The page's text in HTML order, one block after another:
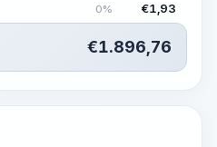
0% €1,93
€1.896,76